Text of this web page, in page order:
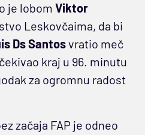
je lobom Viktor
Leskovčaima, da bi
Ds Santosvratio meč
kraj u 96. minutu
za ogromnu radost
začaja FAP je odneo